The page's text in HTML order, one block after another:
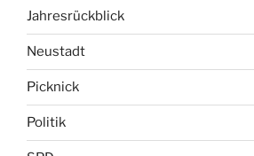
Jahresrückblick
Neustadt
Picknick
Politik